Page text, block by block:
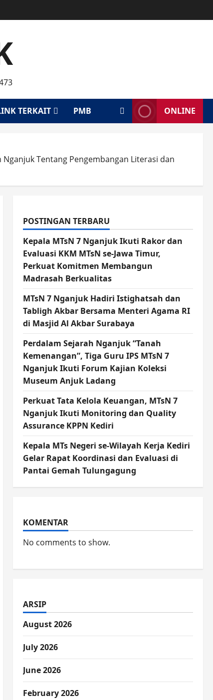
TERKAIT PMB ONLINE
Tentang Pengembangan Literasi dan
POSTINGAN TERBARU
Kepala MTsN 7 Nganjuk Ikuti Rakor dan
Evaluasi KKM MTsN se-Jawa Timur,
Perkuat Komitmen Membangun
Madrasah Berkualitas
MTsN 7 Nganjuk Hadiri Istighatsah dan
Tabligh Akbar Bersama Menteri Agama RI
di Masjid Al Akbar Surabaya
Perdalam Sejarah Nganjuk “Tanah
Kemenangan”, Tiga Guru IPS MTsN 7
Nganjuk Ikuti Forum Kajian Koleksi
Museum Anjuk Ladang
Perkuat Tata Kelola Keuangan, MTsN 7
Nganjuk Ikuti Monitoring dan Quality
Assurance KPPN Kediri
Kepala MTs Negeri se-Wilayah Kerja Kediri
Gelar Rapat Koordinasi dan Evaluasi di
Pantai Gemah Tulungagung
KOMENTAR
No comments to show.
ARSIP
August 2026
July 2026
June 2026
February 2026